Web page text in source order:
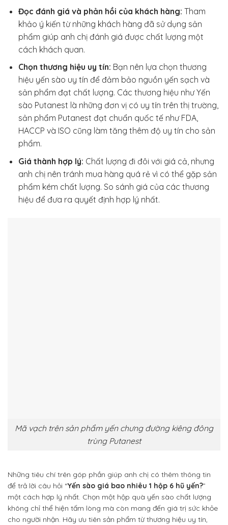
Đọc đánh giá và phản hồi của khách hàng: Tham
khảo ý kiến từ những khách hàng đã sử dụng sản
phẩm giúp anh chị đánh giá được chất lượng một
cách khách quan.
Chọn thương hiệu uy tín: Bạn nên lựa chọn thương
hiệu yến sào uy tín để đảm bảo nguồn yến sạch và
sản phẩm đạt chất lượng. Các thương hiệu như Yến
sào Putanest là những đơn vị có uy tín trên thị trường,
sản phẩm Putanest đạt chuẩn quốc tế như FDA,
HACCP và ISO cũng làm tăng thêm độ uy tín cho sản
phẩm.
Giá thành hợp lý: Chất lượng đi đôi với giá cả, nhưng
anh chị nên tránh mua hàng quá rẻ vì có thể gặp sản
phẩm kém chất lượng. So sánh giá của các thương
hiệu để đưa ra quyết định hợp lý nhất.
Mã vạch trên sản phẩm yến chưng đường kiêng đông
trùng Putanest
Những tiêu chí trên góp phần giúp anh chị có thêm thông tin
để trả lời câu hỏi “Yến sào giá bao nhiêu 1 hộp 6 hũ yến?”
một cách hợp lý nhất. Chọn một hộp quà yến sào chất lượng
không chỉ thể hiện tấm lòng mà còn mang đến giá trị sức khỏe
cho người nhận. Hãy ưu tiên sản phẩm từ thương hiệu uy tín,